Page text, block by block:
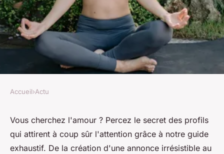
Découvrez les meilleures
annonces de célibataires
Accueil›Actu
Vous cherchez l'amour ? Percez le secret des profils
qui attirent à coup sûr l'attention grâce à notre guide
exhaustif. De la création d'une annonce irrésistible au